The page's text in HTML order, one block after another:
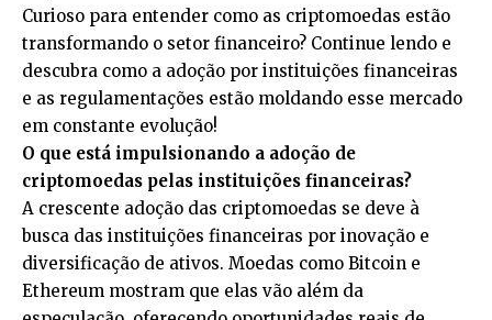
Curioso para entender como as criptomoedas estão
transformando o setor financeiro? Continue lendo e
descubra como a adoção por instituições financeiras
e as regulamentações estão moldando esse mercado
em constante evolução!
O que está impulsionando a adoção de
criptomoedas pelas instituições financeiras?
A crescente adoção das criptomoedas se deve à
busca das instituições financeiras por inovação e
diversificação de ativos. Moedas como Bitcoin e
Ethereum mostram que elas vão além da